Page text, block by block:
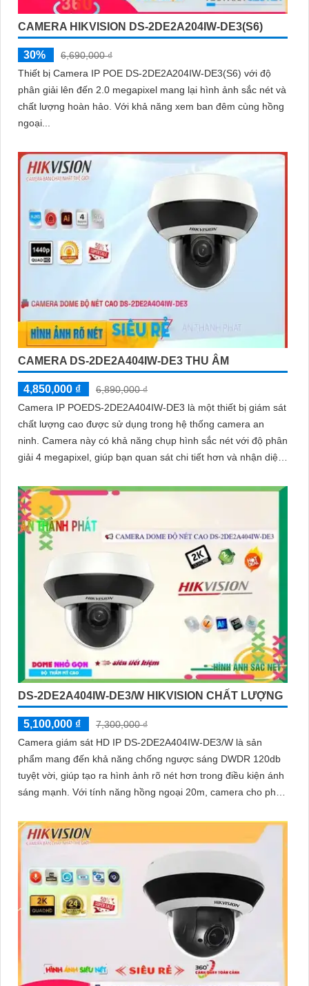
CAMERA HIKVISION DS-2DE2A204IW-DE3(S6)
30%
6,690,000 ₫
Thiết bị Camera IP POE DS-2DE2A204IW-DE3(S6) với độ
phân giải lên đến 2.0 megapixel mang lại hình ảnh sắc nét và
chất lượng hoàn hảo. Với khả năng xem ban đêm cùng hồng
ngoại...
CAMERA DS-2DE2A404IW-DE3 THU ÂM
4,850,000 ₫
6,890,000 ₫
Camera IP POEDS-2DE2A404IW-DE3 là một thiết bị giám sát
chất lượng cao được sử dụng trong hệ thống camera an
ninh. Camera này có khả năng chụp hình sắc nét với độ phân
giải 4 megapixel, giúp bạn quan sát chi tiết hơn và nhận diện
DS-2DE2A404IW-DE3/W HIKVISION CHẤT LƯỢNG
5,100,000 ₫
7,300,000 ₫
Camera giám sát HD IP DS-2DE2A404IW-DE3/W là sản
phẩm mang đến khả năng chống ngược sáng DWDR 120db
tuyệt vời, giúp tạo ra hình ảnh rõ nét hơn trong điều kiện ánh
sáng mạnh. Với tính năng hồng ngoại 20m, camera cho phép